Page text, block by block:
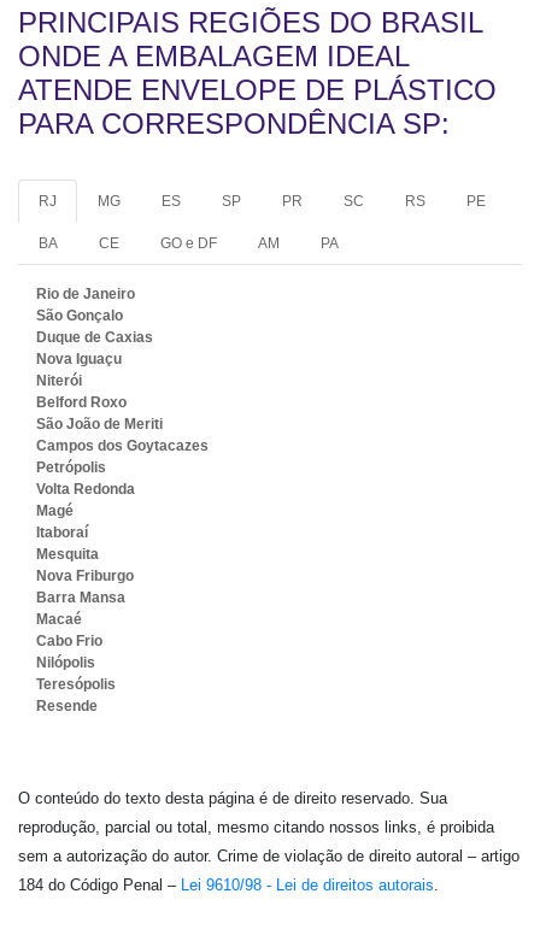
PRINCIPAIS REGIÕES DO BRASIL
ONDE A EMBALAGEM IDEAL
ATENDE ENVELOPE DE PLÁSTICO
PARA CORRESPONDÊNCIA SP:
RJ MG ES SP PR SC RS PE
BA CE GO e DF AM PA
Rio de Janeiro
São Gonçalo
Duque de Caxias
Nova Iguaçu
Niterói
Belford Roxo
São João de Meriti
Campos dos Goytacazes
Petrópolis
Volta Redonda
Magé
Itaboraí
Mesquita
Nova Friburgo
Barra Mansa
Macaé
Cabo Frio
Nilópolis
Teresópolis
Resende
O conteúdo do texto desta página é de direito reservado. Sua
reprodução, parcial ou total, mesmo citando nossos links, é proibida
sem a autorização do autor. Crime de violação de direito autoral – artigo
184 do Código Penal – Lei 9610/98 - Lei de direitos autorais.